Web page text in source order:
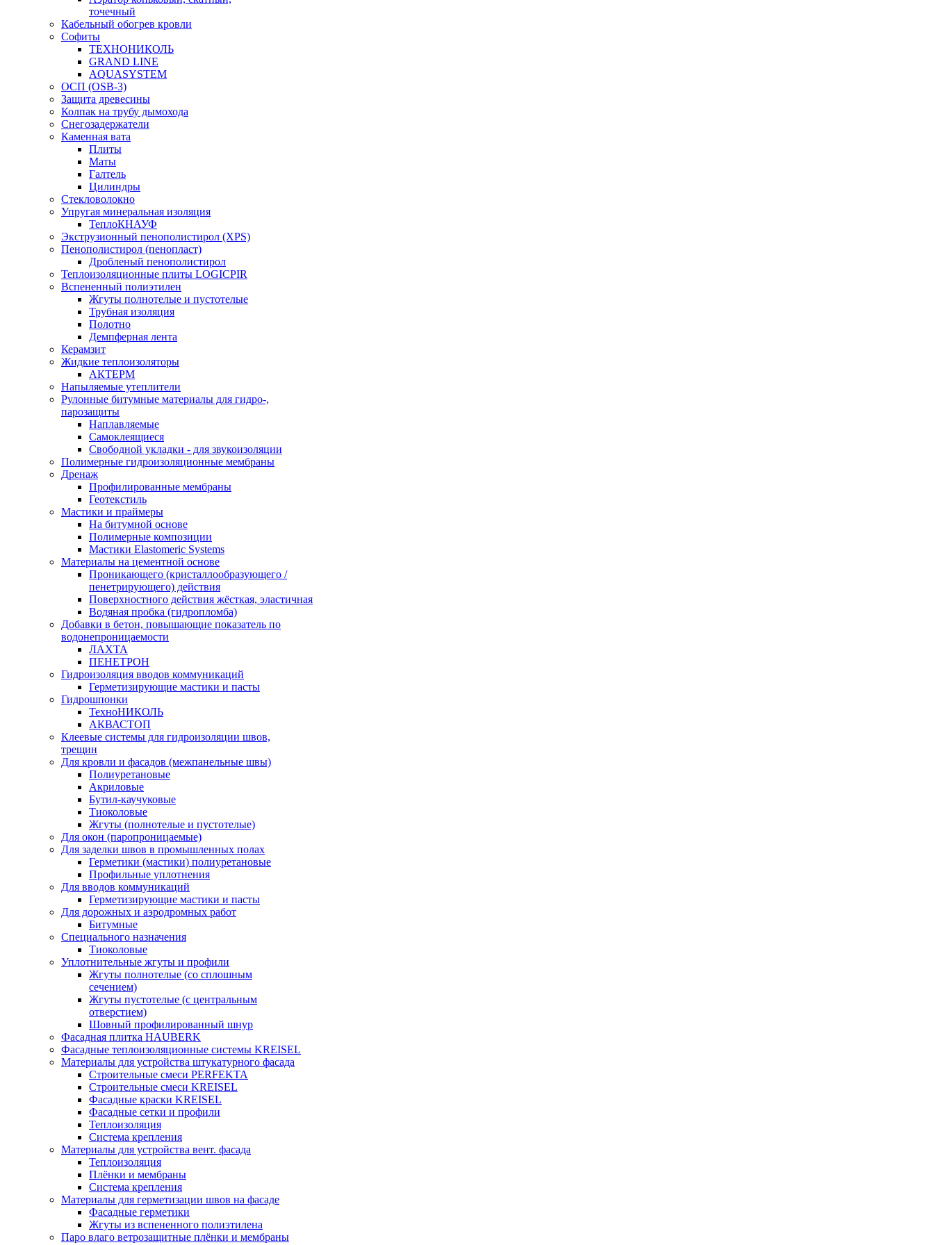
точечный
Кабельный обогрев кровли
Софиты
ТЕХНОНИКОЛЬ
GRAND LINE
AQUASYSTEM
ОСП (OSB-3)
Защита древесины
Колпак на трубу дымохода
Снегозадержатели
Каменная вата
Плиты
Маты
Галтель
Цилиндры
Стекловолокно
Упругая минеральная изоляция
ТеплоКНАУФ
Экструзионный пенополистирол (XPS)
Пенополистирол (пенопласт)
Дробленый пенополистирол
Теплоизоляционные плиты LOGICPIR
Вспененный полиэтилен
Жгуты полнотелые и пустотелые
Трубная изоляция
Полотно
Демпферная лента
Керамзит
Жидкие теплоизоляторы
АКТЕРМ
Напыляемые утеплители
Рулонные битумные материалы для гидро-,
парозащиты
Наплавляемые
Самоклеящиеся
Свободной укладки - для звукоизоляции
Полимерные гидроизоляционные мембраны
Дренаж
Профилированные мембраны
Геотекстиль
Мастики и праймеры
На битумной основе
Полимерные композиции
Мастики Elastomeric Systems
Материалы на цементной основе
Проникающего (кристаллообразующего /
пенетрирующего) действия
Поверхностного действия жёсткая, эластичная
Водяная пробка (гидропломба)
Добавки в бетон, повышающие показатель по
водонепроницаемости
ЛАХТА
ПЕНЕТРОН
Гидроизоляция вводов коммуникаций
Герметизирующие мастики и пасты
Гидрошпонки
ТехноНИКОЛЬ
АКВАСТОП
Клеевые системы для гидроизоляции швов,
трещин
Для кровли и фасадов (межпанельные швы)
Полиуретановые
Акриловые
Бутил-каучуковые
Тиоколовые
Жгуты (полнотелые и пустотелые)
Для окон (паропроницаемые)
Для заделки швов в промышленных полах
Герметики (мастики) полиуретановые
Профильные уплотнения
Для вводов коммуникаций
Герметизирующие мастики и пасты
Для дорожных и аэродромных работ
Битумные
Специального назначения
Тиоколовые
Уплотнительные жгуты и профили
Жгуты полнотелые (со сплошным
сечением)
Жгуты пустотелые (с центральным
отверстием)
Шовный профилированный шнур
Фасадная плитка HAUBERK
Фасадные теплоизоляционные системы KREISEL
Материалы для устройства штукатурного фасада
Строительные смеси PERFEKTA
Строительные смеси KREISEL
Фасадные краски KREISEL
Фасадные сетки и профили
Теплоизоляция
Система крепления
Материалы для устройства вент. фасада
Теплоизоляция
Плёнки и мембраны
Система крепления
Материалы для герметизации швов на фасаде
Фасадные герметики
Жгуты из вспененного полиэтилена
Паро влаго ветрозащитные плёнки и мембраны